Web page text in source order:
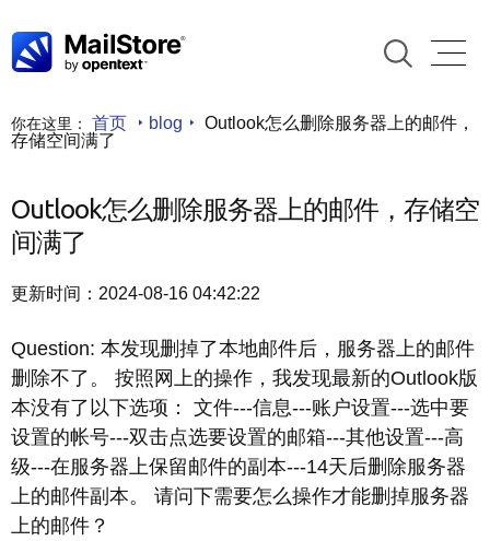
你在这里： 首页 blog
Outlook怎么删除服务器上的邮件，
存储空间满了
Outlook怎么删除服务器上的邮件，存储空
间满了
更新时间：2024-08-16 04:42:22
Question: 本发现删掉了本地邮件后，服务器上的邮件
删除不了。 按照网上的操作，我发现最新的Outlook版
本没有了以下选项： 文件---信息---账户设置---选中要
设置的帐号---双击点选要设置的邮箱---其他设置---高
级---在服务器上保留邮件的副本---14天后删除服务器
上的邮件副本。 请问下需要怎么操作才能删掉服务器
上的邮件？